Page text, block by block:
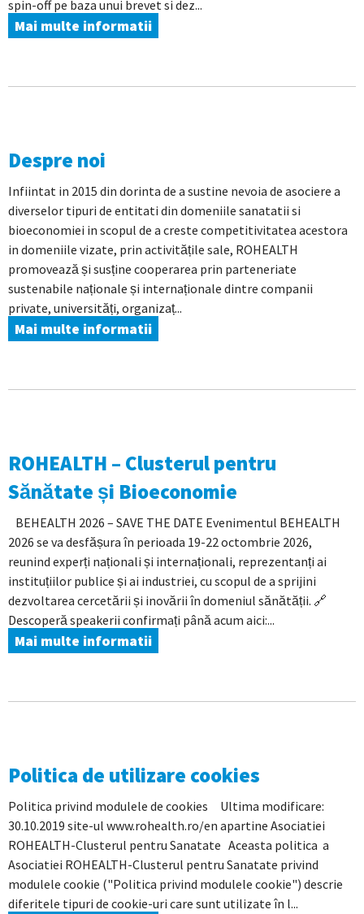
spin-off pe baza unui brevet si dez...
Mai multe informatii
Despre noi
Infiintat in 2015 din dorinta de a sustine nevoia de asociere a
diverselor tipuri de entitati din domeniile sanatatii si
bioeconomiei in scopul de a creste competitivitatea acestora
in domeniile vizate, prin activitățile sale, ROHEALTH
promovează și susține cooperarea prin parteneriate
sustenabile naționale și internaționale dintre companii
private, universități, organizaț...
Mai multe informatii
ROHEALTH – Clusterul pentru
Sănătate și Bioeconomie
BEHEALTH 2026 – SAVE THE DATE Evenimentul BEHEALTH
2026 se va desfășura în perioada 19-22 octombrie 2026,
reunind experți naționali și internaționali, reprezentanți ai
instituțiilor publice și ai industriei, cu scopul de a sprijini
dezvoltarea cercetării și inovării în domeniul sănătății. 🔗
Descoperă speakerii confirmați până acum aici:...
Mai multe informatii
Politica de utilizare cookies
Politica privind modulele de cookies Ultima modificare:
30.10.2019 site-ul www.rohealth.ro/en apartine Asociatiei
ROHEALTH-Clusterul pentru Sanatate Aceasta politica a
Asociatiei ROHEALTH-Clusterul pentru Sanatate privind
modulele cookie ("Politica privind modulele cookie") descrie
diferitele tipuri de cookie-uri care sunt utilizate în l...